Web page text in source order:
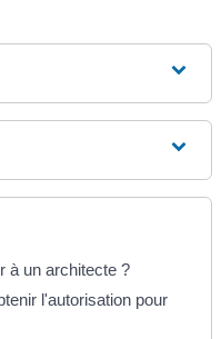
à un architecte ?
l'autorisation pour